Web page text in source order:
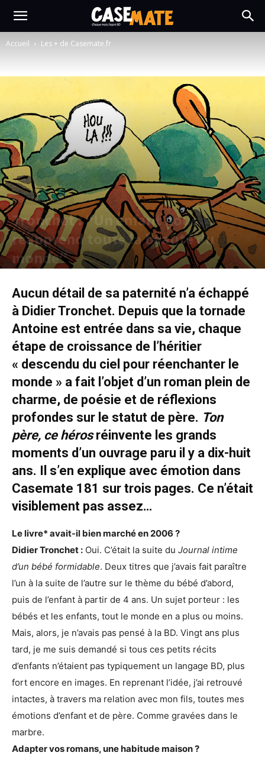
Accueil Les + de Casemate.fr
Les + de Casemate.fr
Tronchet : “Un enfant nous
réapprend toute la beauté du
monde”
Aucun détail de sa paternité n’a échappé
à Didier Tronchet. Depuis que la tornade
Antoine est entrée dans sa vie, chaque
étape de croissance de l’héritier
« descendu du ciel pour réenchanter le
monde » a fait l’objet d’un roman plein de
charme, de poésie et de réflexions
profondes sur le statut de père. Ton
père, ce hérosréinvente les grands
moments d’un ouvrage paru il y a dix-huit
ans. Il s’en explique avec émotion dans
Casemate 181 sur trois pages. Ce n’était
visiblement pas assez…
Le livre* avait-il bien marché en 2006 ?
Didier Tronchet : Oui. C’était la suite du Journal intime
d’un bébé formidable. Deux titres que j’avais fait paraître
l’un à la suite de l’autre sur le thème du bébé d’abord,
puis de l’enfant à partir de 4 ans. Un sujet porteur : les
bébés et les enfants, tout le monde en a plus ou moins.
Mais, alors, je n’avais pas pensé à la BD. Vingt ans plus
tard, je me suis demandé si tous ces petits récits
d’enfants n’étaient pas typiquement un langage BD, plus
fort encore en images. En reprenant l’idée, j’ai retrouvé
intactes, à travers ma relation avec mon fils, toutes mes
émotions d’enfant et de père. Comme gravées dans le
marbre.
Adapter vos romans, une habitude maison ?